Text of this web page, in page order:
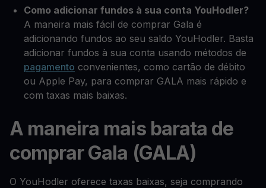
Como adicionar fundos à sua conta YouHodler?
A maneira mais fácil de comprar Gala é
adicionando fundos ao seu saldo YouHodler. Basta
adicionar fundos à sua conta usando métodos de
pagamento convenientes, como cartão de débito
ou Apple Pay, para comprar GALA mais rápido e
com taxas mais baixas.
A maneira mais barata de
comprar Gala (GALA)
O YouHodler oferece taxas baixas, seja comprando